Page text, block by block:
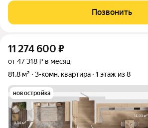
парковка на закрытой территории, -
отопление( газовый котел). - В
Позвонить
11 274 600 ₽
от 47 318 ₽ в месяц
81,8 м²
3-комн. квартира 1 этаж из 8
новостройка